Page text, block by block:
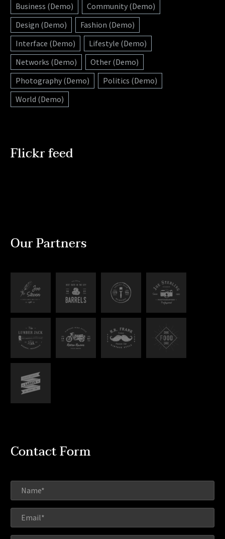
Business (Demo)
Community (Demo)
Design (Demo)
Fashion (Demo)
Interface (Demo)
Lifestyle (Demo)
Networks (Demo)
Other (Demo)
Photography (Demo)
Politics (Demo)
World (Demo)
Flickr feed
Our Partners
Contact Form